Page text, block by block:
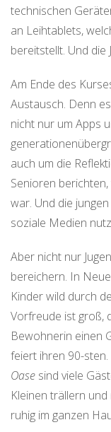
technischen
an Leihtablets,
bereitstellt. Und die
Am Ende des
Austausch. Denn
nicht nur um Apps
auch um die
Senioren
war. Und die
soziale Medien
Aber nicht nur
bereichern. In
Kinder wild durch
Vorfreude ist groß,
Bewohnerin einen
feiert ihren 90-
Oase sind viele
Kleinen trällern
ruhig im ganzen